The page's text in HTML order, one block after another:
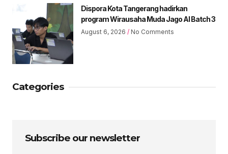
Dispora Kota Tangerang hadirkan
program Wirausaha Muda Jago AI Batch 3
August 6, 2026 No Comments
Categories
Subscribe our newsletter